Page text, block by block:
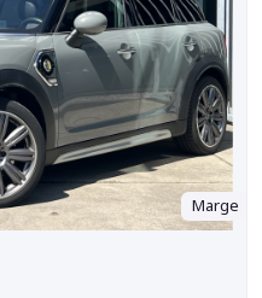
Marge